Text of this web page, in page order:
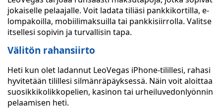
jokaiselle pelaajalle. Voit ladata tiliäsi pankkikortilla, e-
lompakoilla, mobiilimaksuilla tai pankkisiirrolla. Valitse
itsellesi sopivin ja turvallisin tapa.
Välitön rahansiirto
Heti kun olet ladannut LeoVegas iPhone-tilillesi, rahasi
hyvitetään tilillesi silmänräpäyksessä. Näin voit aloittaa
suosikkikolikkopelien, kasinon tai urheiluvedonlyönnin
pelaamisen heti.